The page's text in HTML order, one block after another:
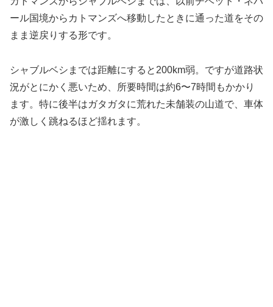
ール国境からカトマンズへ移動したときに通った道をその
まま逆戻りする形です。
シャブルベシまでは距離にすると200km弱。ですが道路状
況がとにかく悪いため、所要時間は約6〜7時間もかかり
ます。特に後半はガタガタに荒れた未舗装の山道で、車体
が激しく跳ねるほど揺れます。